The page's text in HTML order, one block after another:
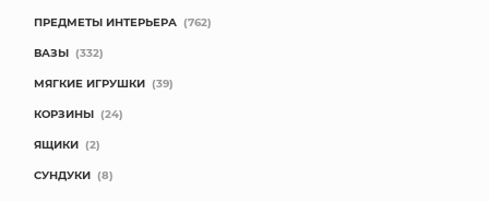
ПРЕДМЕТЫ ИНТЕРЬЕРА (762)
ВАЗЫ (332)
МЯГКИЕ ИГРУШКИ (39)
КОРЗИНЫ (24)
ЯЩИКИ (2)
СУНДУКИ (8)